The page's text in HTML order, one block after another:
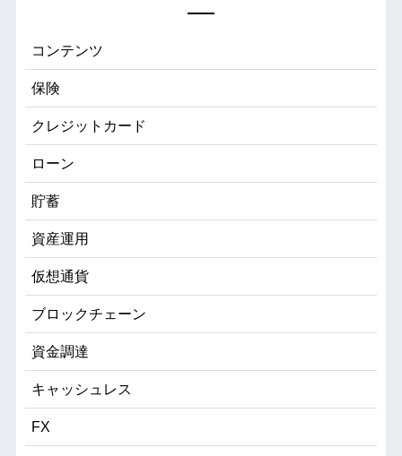
コンテンツ
保険
クレジットカード
ローン
貯蓄
資産運用
仮想通貨
ブロックチェーン
資金調達
キャッシュレス
FX